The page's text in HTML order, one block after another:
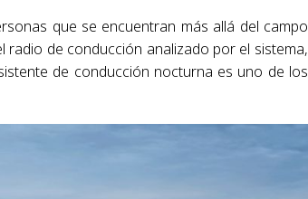
que se encuentran más allá del campo
radio de conducción analizado por el sistema,
de conducción nocturna es uno de los